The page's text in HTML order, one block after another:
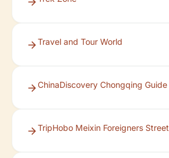
Travel and Tour World
ChinaDiscovery Chongqing Guide
TripHobo Meixin Foreigners Street